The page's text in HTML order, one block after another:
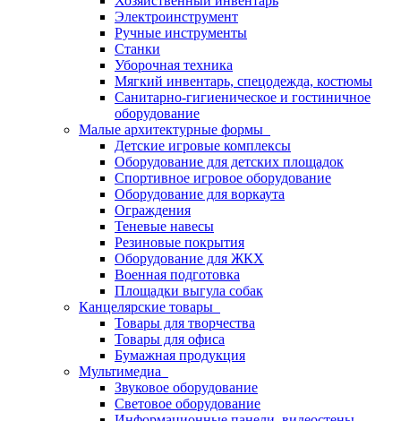
Электроинструмент
Ручные инструменты
Станки
Уборочная техника
Мягкий инвентарь, спецодежда, костюмы
Санитарно-гигиеническое и гостиничное
оборудование
Малые архитектурные формы
Детские игровые комплексы
Оборудование для детских площадок
Спортивное игровое оборудование
Оборудование для воркаута
Ограждения
Теневые навесы
Резиновые покрытия
Оборудование для ЖКХ
Военная подготовка
Площадки выгула собак
Канцелярские товары
Товары для творчества
Товары для офиса
Бумажная продукция
Мультимедиа
Звуковое оборудование
Световое оборудование